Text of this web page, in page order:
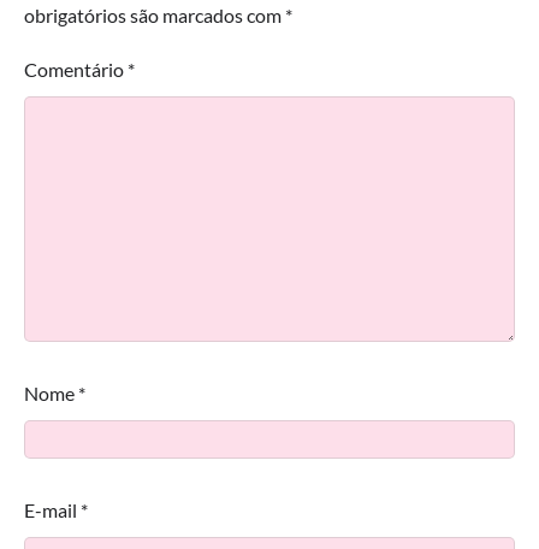
obrigatórios são marcados com *
Comentário *
Nome *
E-mail *